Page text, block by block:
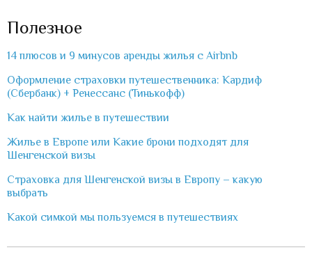
Полезное
14 плюсов и 9 минусов аренды жилья с Airbnb
Оформление страховки путешественника: Кардиф
(Сбербанк) + Ренессанс (Тинькофф)
Как найти жилье в путешествии
Жилье в Европе или Какие брони подходят для
Шенгенской визы
Страховка для Шенгенской визы в Европу – какую
выбрать
Какой симкой мы пользуемся в путешествиях